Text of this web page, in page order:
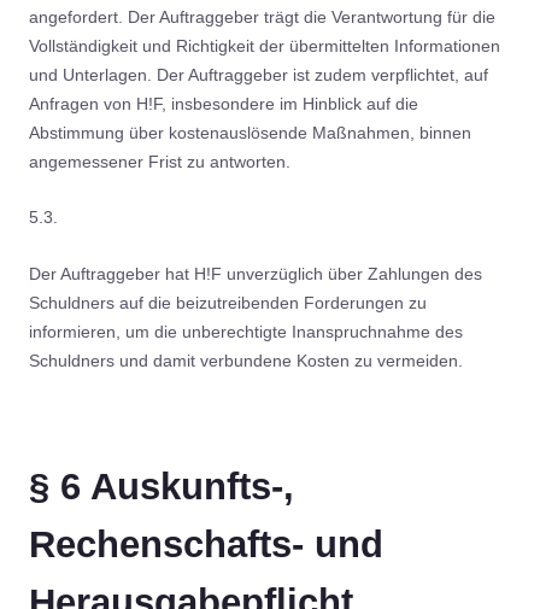
angefordert. Der Auftraggeber trägt die Verantwortung für die
Vollständigkeit und Richtigkeit der übermittelten Informationen
und Unterlagen. Der Auftraggeber ist zudem verpflichtet, auf
Anfragen von H!F, insbesondere im Hinblick auf die
Abstimmung über kostenauslösende Maßnahmen, binnen
angemessener Frist zu antworten.
5.3.
Der Auftraggeber hat H!F unverzüglich über Zahlungen des
Schuldners auf die beizutreibenden Forderungen zu
informieren, um die unberechtigte Inanspruchnahme des
Schuldners und damit verbundene Kosten zu vermeiden.
§ 6 Auskunfts-,
Rechenschafts- und